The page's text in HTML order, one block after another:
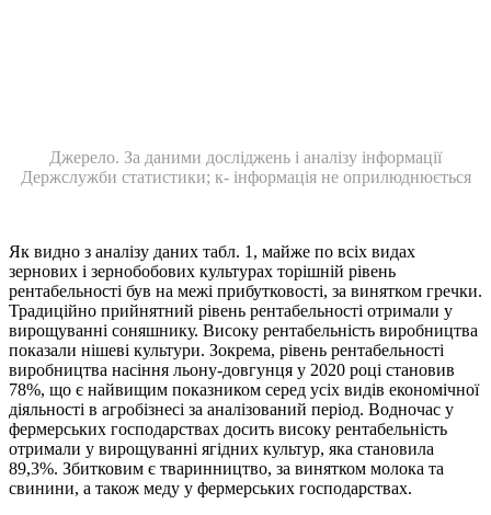
Джерело. За даними досліджень і аналізу інформації
Держслужби статистики; к- інформація не оприлюднюється
Як видно з аналізу даних табл. 1, майже по всіх видах
зернових і зернобобових культурах торішній рівень
рентабельності був на межі прибутковості, за винятком гречки.
Традиційно прийнятний рівень рентабельності отримали у
вирощуванні соняшнику. Високу рентабельність виробництва
показали нішеві культури. Зокрема, рівень рентабельності
виробництва насіння льону-довгунця у 2020 році становив
78%, що є найвищим показником серед усіх видів економічної
діяльності в агробізнесі за аналізований період. Водночас у
фермерських господарствах досить високу рентабельність
отримали у вирощуванні ягідних культур, яка становила
89,3%. Збитковим є тваринництво, за винятком молока та
свинини, а також меду у фермерських господарствах.